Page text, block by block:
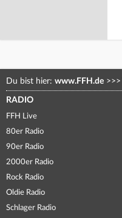
Du bist hier: www.FFH.de >>>
RADIO
FFH Live
80er Radio
90er Radio
2000er Radio
Rock Radio
Oldie Radio
Schlager Radio